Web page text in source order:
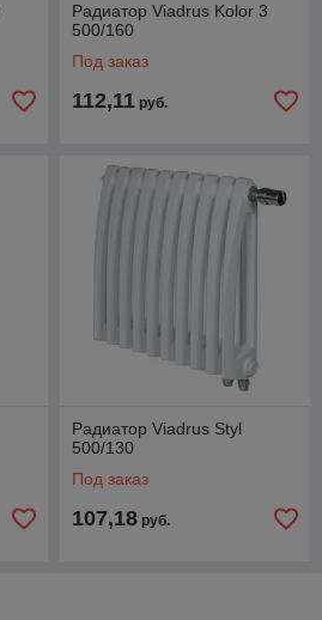
Радиатор Viadrus Kolor 3
500/160
Под заказ
112,11 руб.
Радиатор Viadrus Styl
500/130
Под заказ
107,18 руб.